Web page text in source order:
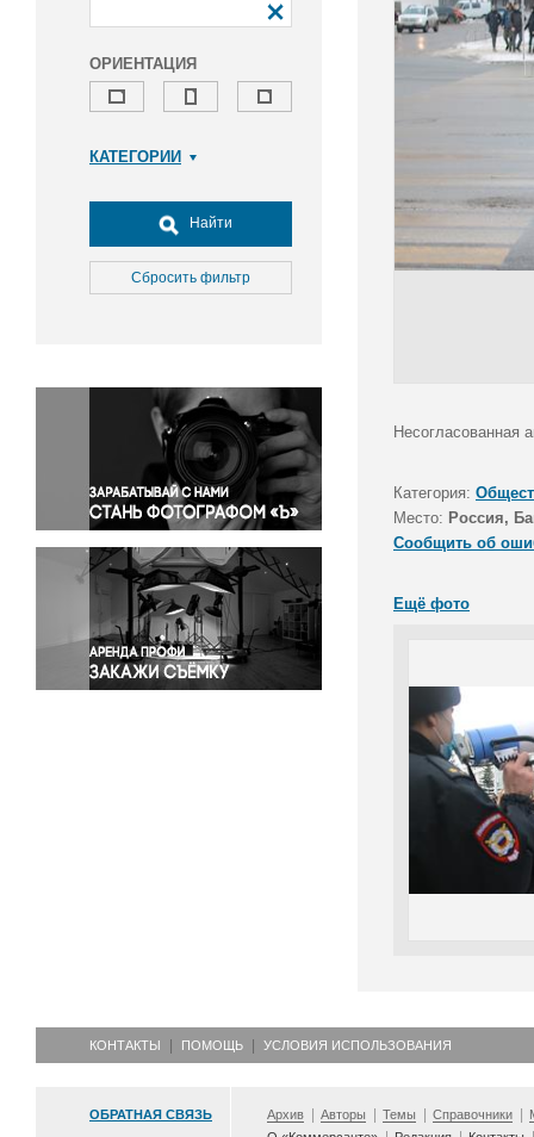
ОРИЕНТАЦИЯ
КАТЕГОРИИ
Досуг, туризм и отдых
Культура
Медицина
Окружающая среда
Политика
Правосудие
Происшествия и конфликты
Религия
Светская жизнь
Спорт
Экология
Экономика и бизнес
Найти
Сбросить фильтр
Несогласованная
Категория:
Место: Россия,
Сообщить об
Ещё фото
КОНТАКТЫ ПОМОЩЬ УСЛОВИЯ ИСПОЛЬЗОВАНИЯ
ОБРАТНАЯ СВЯЗЬ Архив Авторы Темы Справочники